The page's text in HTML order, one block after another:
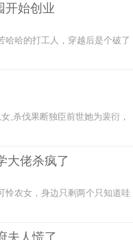
开始创业
哈哈的打工人，穿越后是个破了
,杀伐果断独臣前世她为裴衍，
大佬杀疯了
怜农女，身边只剩两个只知道哇
夫人慌了